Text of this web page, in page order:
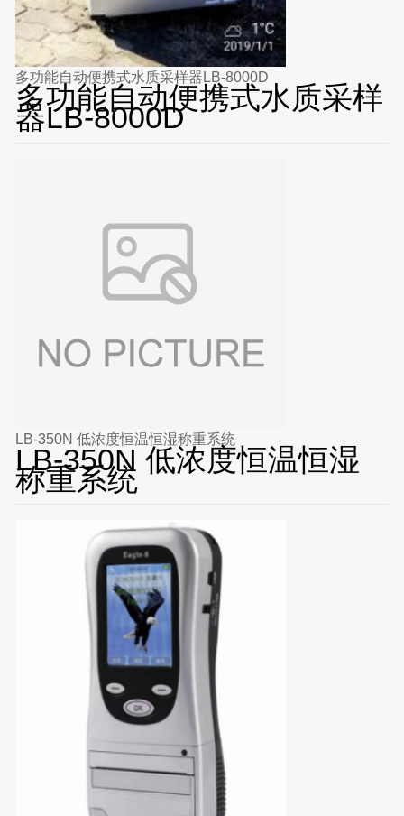
多功能自动便携式水质采样器LB-8000D
多功能自动便携式水质采样
器LB-8000D
LB-350N 低浓度恒温恒湿称重系统
LB-350N 低浓度恒温恒湿
称重系统